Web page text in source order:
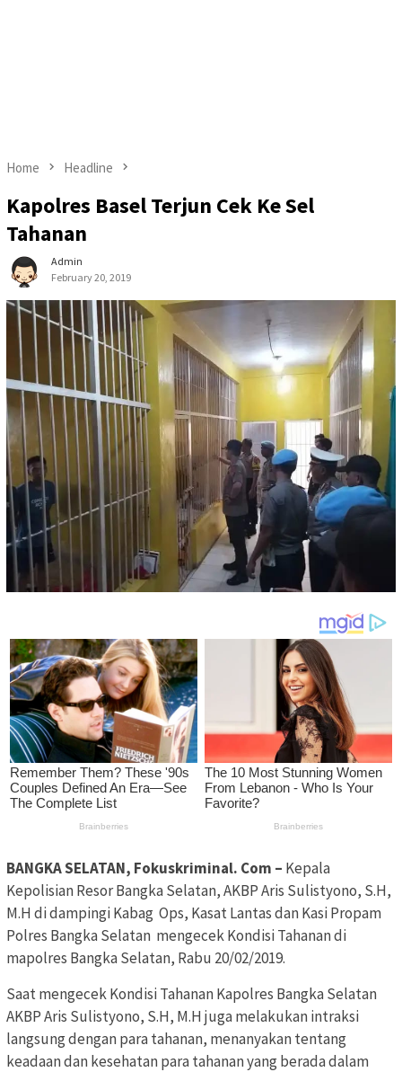
Home Headline
Kapolres Basel Terjun Cek Ke Sel
Tahanan
Admin
February 20, 2019
BANGKA SELATAN, Fokuskriminal. Com – Kepala
Kepolisian Resor Bangka Selatan, AKBP Aris Sulistyono, S.H,
M.H di dampingi Kabag Ops, Kasat Lantas dan Kasi Propam
Polres Bangka Selatan mengecek Kondisi Tahanan di
mapolres Bangka Selatan, Rabu 20/02/2019.
Saat mengecek Kondisi Tahanan Kapolres Bangka Selatan
AKBP Aris Sulistyono, S.H, M.H juga melakukan intraksi
langsung dengan para tahanan, menanyakan tentang
keadaan dan kesehatan para tahanan yang berada dalam